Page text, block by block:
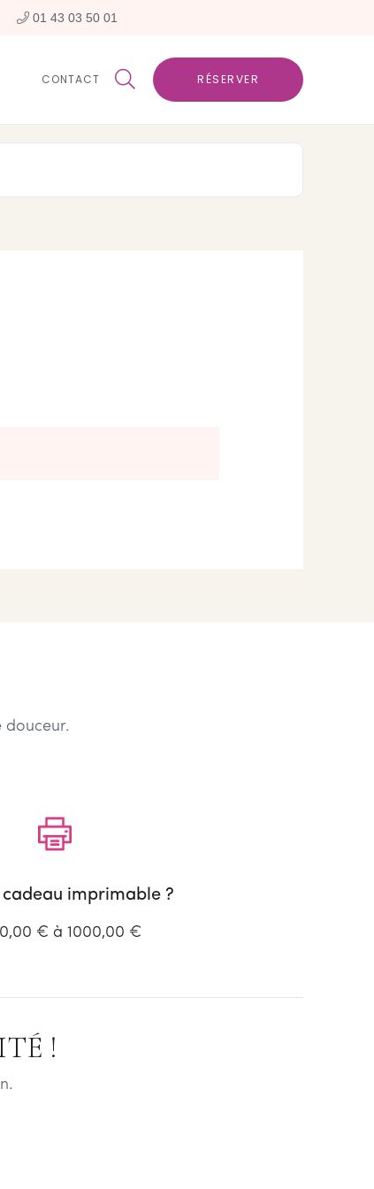
 01 43 03 50 01
CONTACT  RÉSERVER
douceur.
cadeau imprimable ?
€ à 1000,00 €
!